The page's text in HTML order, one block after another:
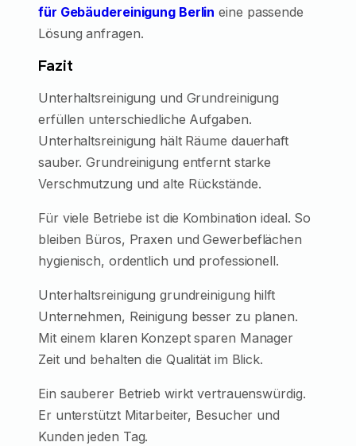
für Gebäudereinigung Berlin eine passende
Lösung anfragen.
Fazit
Unterhaltsreinigung und Grundreinigung
erfüllen unterschiedliche Aufgaben.
Unterhaltsreinigung hält Räume dauerhaft
sauber. Grundreinigung entfernt starke
Verschmutzung und alte Rückstände.
Für viele Betriebe ist die Kombination ideal. So
bleiben Büros, Praxen und Gewerbeflächen
hygienisch, ordentlich und professionell.
Unterhaltsreinigung grundreinigung hilft
Unternehmen, Reinigung besser zu planen.
Mit einem klaren Konzept sparen Manager
Zeit und behalten die Qualität im Blick.
Ein sauberer Betrieb wirkt vertrauenswürdig.
Er unterstützt Mitarbeiter, Besucher und
Kunden jeden Tag.